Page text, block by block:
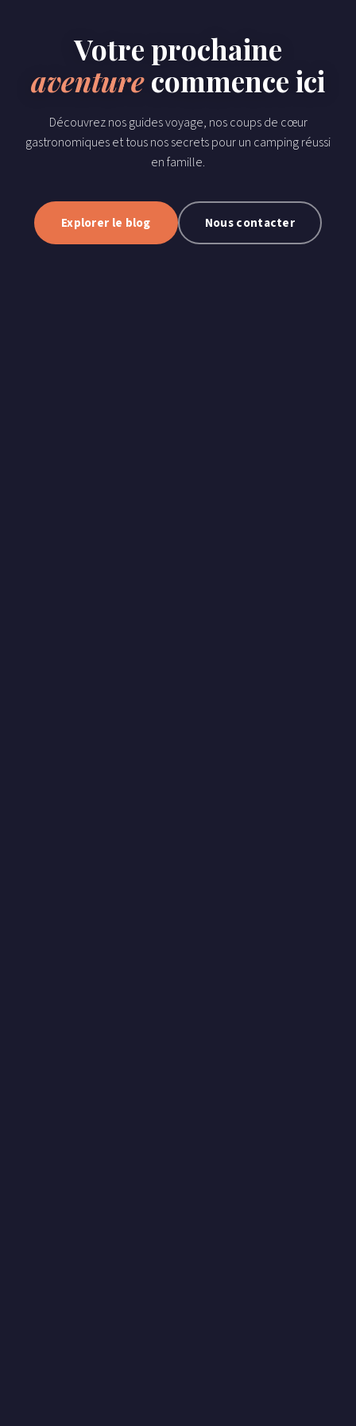
Votre prochaine
aventurecommence ici
Découvrez nos guides voyage, nos coups de cœur
gastronomiques et tous nos secrets pour un camping réussi
en famille.
Explorer le blog Nous contacter